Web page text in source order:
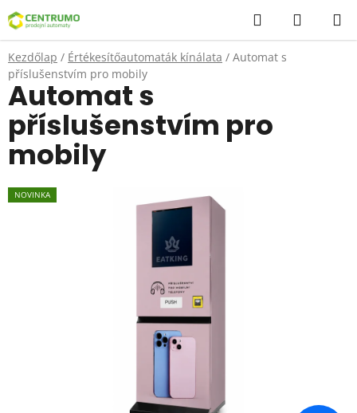
Ugrás
fő
tartalomhoz
KeresésKOSÁR
Kezdőlap / Értékesítőautomaták kínálata / Automat s
příslušenstvím pro mobily
Automat s
příslušenstvím pro
mobily
NOVINKA